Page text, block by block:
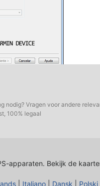
Express modus en
nodig? Vragen voor andere
100% legaal
apparaten. Bekijk de
Italiano Dansk Polski